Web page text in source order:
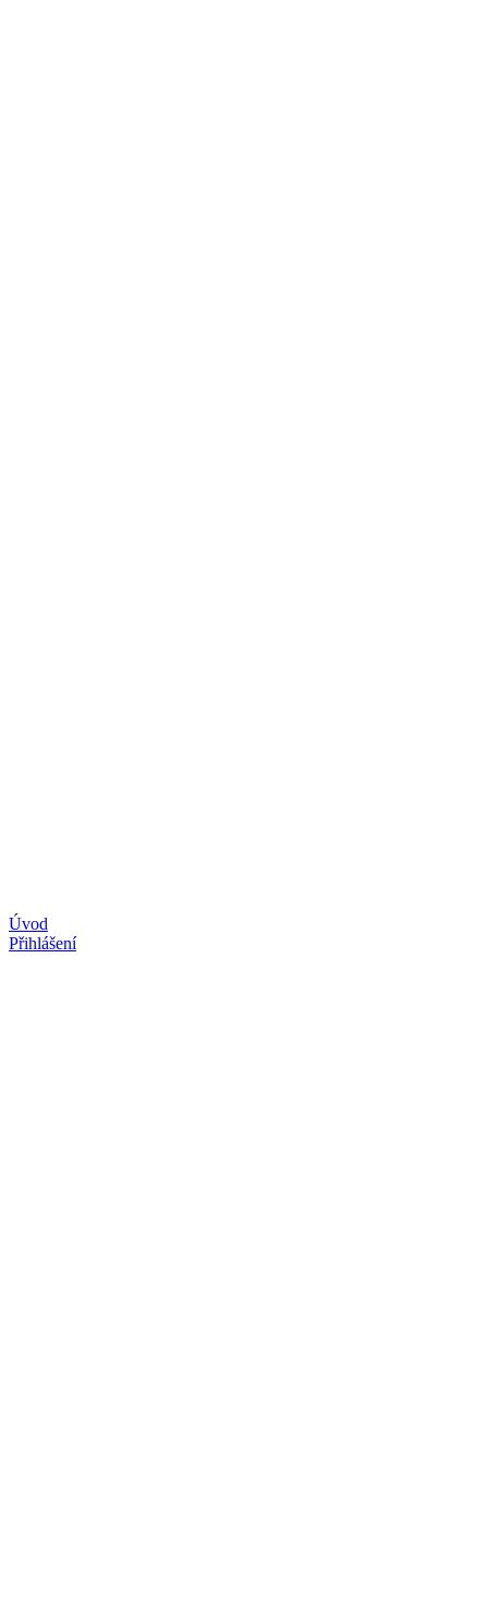
Úvod
Přihlášení